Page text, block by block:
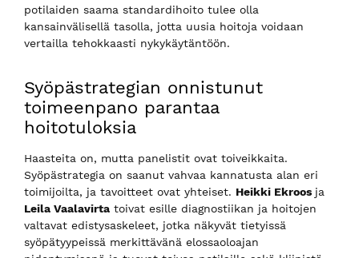
potilaiden saama standardihoito tulee olla
kansainvälisellä tasolla, jotta uusia hoitoja voidaan
vertailla tehokkaasti nykykäytäntöön.
Syöpästrategian onnistunut
toimeenpano parantaa
hoitotuloksia
Haasteita on, mutta panelistit ovat toiveikkaita.
Syöpästrategia on saanut vahvaa kannatusta alan eri
toimijoilta, ja tavoitteet ovat yhteiset. Heikki Ekroos ja
Leila Vaalavirta toivat esille diagnostiikan ja hoitojen
valtavat edistysaskeleet, jotka näkyvät tietyissä
syöpätyypeissä merkittävänä elossaoloajan